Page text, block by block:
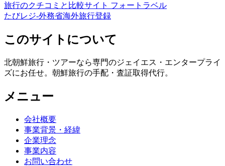
旅行のクチコミと比較サイト フォートラベル
たびレジ-外務省海外旅行登録
このサイトについて
北朝鮮旅行・ツアーなら専門のジェイエス・エンタープライ
ズにお任せ。朝鮮旅行の手配・査証取得代行。
メニュー
会社概要
事業背景・経緯
企業理念
事業内容
お問い合わせ